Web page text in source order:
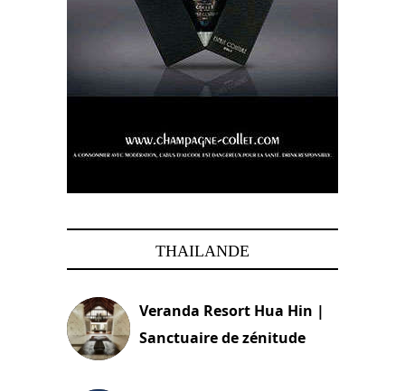
THAILANDE
Veranda Resort Hua Hin |
Sanctuaire de zénitude